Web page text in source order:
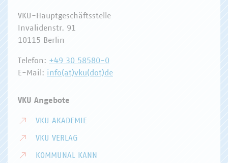
VKU-Hauptgeschäftsstelle
Invalidenstr. 91
10115 Berlin
Telefon: +49 30 58580-0
E-Mail: info(at)vku(dot)de
VKU Angebote
VKU AKADEMIE
VKU VERLAG
KOMMUNAL KANN